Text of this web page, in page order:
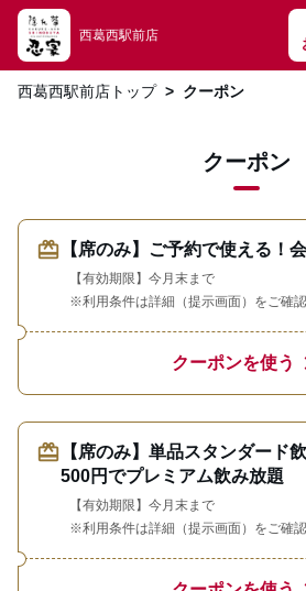
西葛西駅前店
西葛西駅前店トップ クーポン
クーポン
redeem 【席のみ】ご予約で使える！
【有効期限】今月末まで
※利用条件は詳細（提示画面）をご確
クーポンを使う
redeem 【席のみ】単品スタンダード
500円でプレミアム飲み放題
【有効期限】今月末まで
※利用条件は詳細（提示画面）をご確